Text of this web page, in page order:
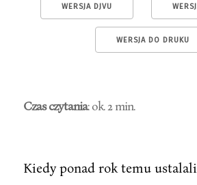
WERSJA DJVU
WERSJA DO DRUKU
Czas czytania: ok. 2 min.
Kiedy ponad rok temu